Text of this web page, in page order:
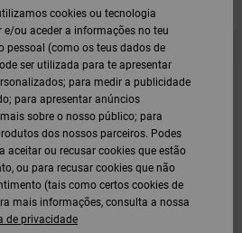
cookies ou tecnologia
ou aceder a informações no teu
pessoal (como os teus dados de
ser utilizada para te apresentar
para medir a publicidade
para apresentar anúncios
sobre o nosso público; para
dos nossos parceiros. Podes
aceitar ou recusar cookies que estão
ou para recusar cookies que não
(tais como certos cookies de
mais informações, consulta a nossa
de privacidade